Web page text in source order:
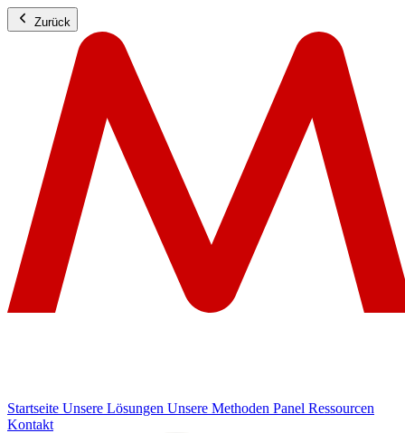
Zurück
Startseite Unsere Lösungen Unsere Methoden Panel Ressourcen
Kontakt